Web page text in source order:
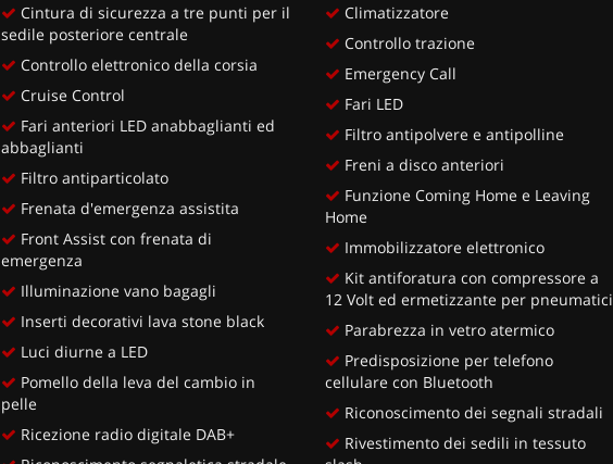
Cintura di sicurezza a tre punti per il
sedile posteriore centrale
Controllo elettronico della corsia
Cruise Control
Fari anteriori LED anabbaglianti ed
abbaglianti
Filtro antiparticolato
Frenata d'emergenza assistita
Front Assist con frenata di
emergenza
Illuminazione vano bagagli
Inserti decorativi lava stone black
Luci diurne a LED
Pomello della leva del cambio in
pelle
Ricezione radio digitale DAB+
Climatizzatore
Controllo trazione
Emergency Call
Fari LED
Filtro antipolvere e antipolline
Freni a disco anteriori
Funzione Coming Home e Leaving
Home
Immobilizzatore elettronico
Kit antiforatura con compressore a
12 Volt ed ermetizzante per pneumatici
Parabrezza in vetro atermico
Predisposizione per telefono
cellulare con Bluetooth
Riconoscimento dei segnali stradali
Rivestimento dei sedili in tessuto